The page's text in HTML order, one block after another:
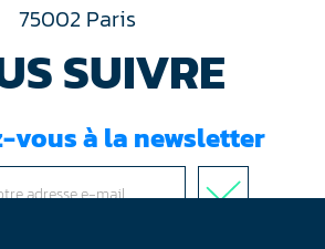
75002 Paris
SUIVRE
vous à la newsletter